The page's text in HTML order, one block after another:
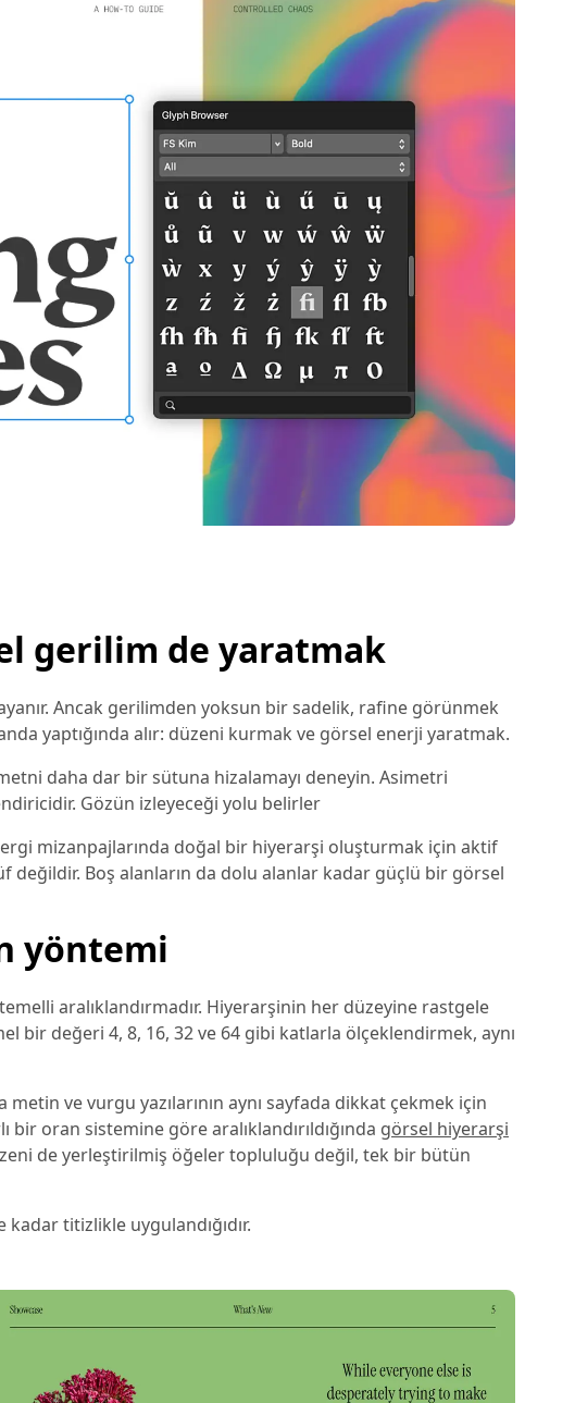
gerilim de yaratmak
Ancak gerilimden yoksun bir sadelik, rafine görünmek
yaptığında alır: düzeni kurmak ve görsel enerji yaratmak.
daha dar bir sütuna hizalamayı deneyin. Asimetri
Gözün izleyeceği yolu belirler
mizanpajlarında doğal bir hiyerarşi oluşturmak için aktif
değildir. Boş alanların da dolu alanlar kadar güçlü bir görsel
yöntemi
aralıklandırmadır. Hiyerarşinin her düzeyine rastgele
bir değeri 4, 8, 16, 32 ve 64 gibi katlarla ölçeklendirmek, aynı
metin ve vurgu yazılarının aynı sayfada dikkat çekmek için
oran sistemine göre aralıklandırıldığında görsel hiyerarşi
de yerleştirilmiş öğeler topluluğu değil, tek bir bütün
titizlikle uygulandığıdır.